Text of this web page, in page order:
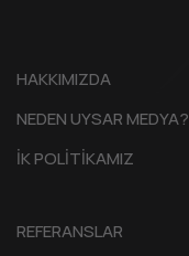
HAKKIMIZDA
NEDEN UYSAR MEDYA?
İK POLİTİKAMIZ
REFERANSLAR